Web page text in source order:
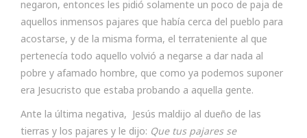
negaron, entonces les pidió solamente un poco de paja de
aquellos inmensos pajares que había cerca del pueblo para
acostarse, y de la misma forma, el terrateniente al que
pertenecía todo aquello volvió a negarse a dar nada al
pobre y afamado hombre, que como ya podemos suponer
era Jesucristo que estaba probando a aquella gente.
Ante la última negativa, Jesús maldijo al dueño de las
tierras y los pajares y le dijo: Que tus pajares se